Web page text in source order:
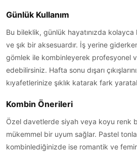
Günlük Kullanım
Bu bileklik, günlük hayatınızda
ve şık bir aksesuardır. İş yerine
gömlek ile kombinleyerek profesyonel
edebilirsiniz. Hafta sonu dışarı
kıyafetlerinize şıklık katarak fark
Kombin Önerileri
Özel davetlerde siyah veya koyu renk
mükemmel bir uyum sağlar. Pastel
kombinlediğinizde ise romantik ve